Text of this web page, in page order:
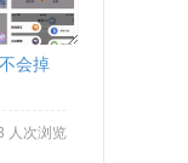
会掉
人次浏览